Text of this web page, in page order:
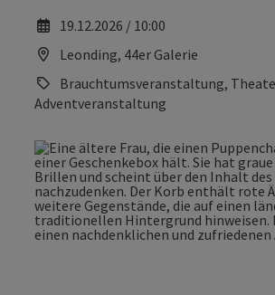
19.12.2026 / 10:00
Leonding, 44er Galerie
Brauchtumsveranstaltung,
Adventveranstaltung